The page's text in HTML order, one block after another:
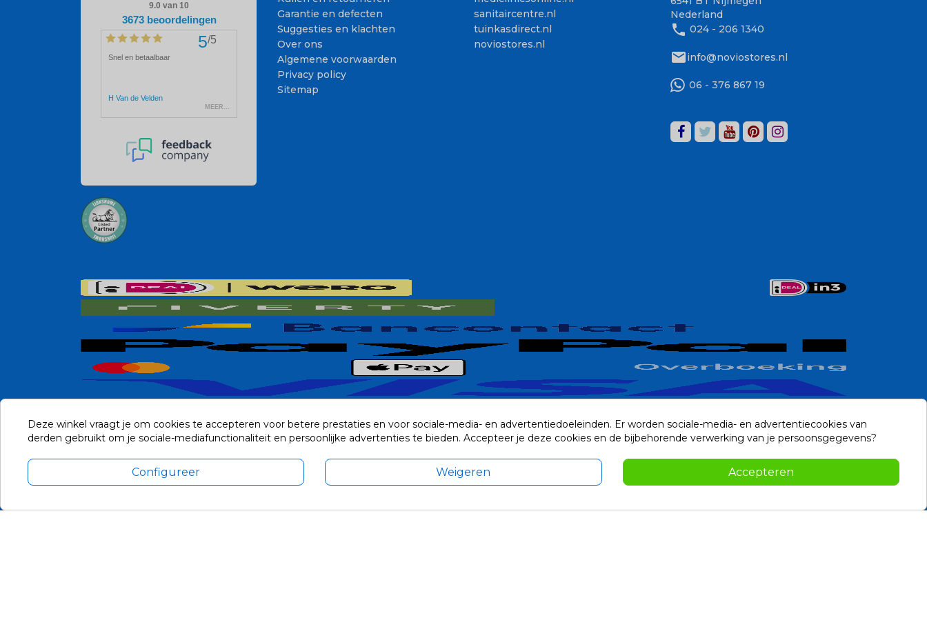
Garantie en defecten
Suggesties en klachten
Over ons
Algemene voorwaarden
Privacy policy
Sitemap
sanitaircentre.nl
tuinkasdirect.nl
noviostores.nl
Nederland
phone 024 - 206 1340
mailinfo@noviostores.nl
06 - 376 867 19
Alle prijzen zijn in Euro, inclusief BTW en andere heffingen en exclusief eventuele verzendkosten.
© 2014-2026 Noviostores.nl. Alle rechten voorbehouden.
Deze winkel vraagt je om cookies te accepteren voor betere prestaties en voor sociale-media- en advertentiedoeleinden. Er worden sociale-media- en advertentiecookies van
derden gebruikt om je sociale-mediafunctionaliteit en persoonlijke advertenties te bieden. Accepteer je deze cookies en de bijbehorende verwerking van je persoonsgegevens?
Configureer Weigeren Accepteren